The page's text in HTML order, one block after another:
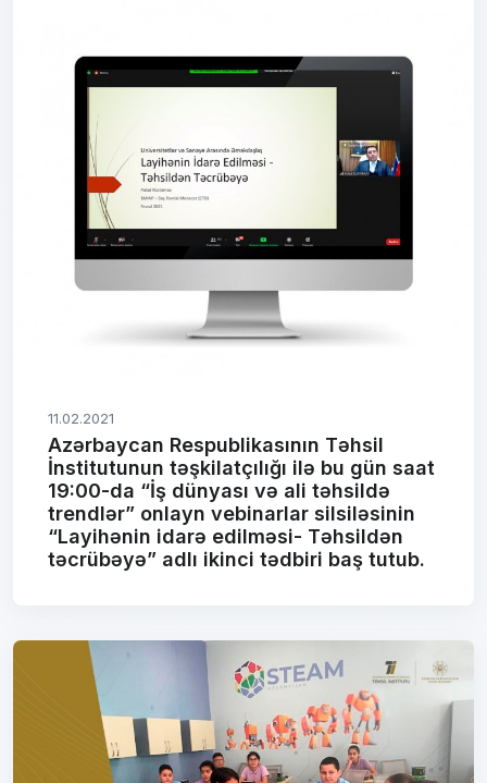
11.02.2021
Azərbaycan Respublikasının Təhsil
İnstitutunun təşkilatçılığı ilə bu gün saat
19:00-da “İş dünyası və ali təhsildə
trendlər” onlayn vebinarlar silsiləsinin
“Layihənin idarə edilməsi- Təhsildən
təcrübəyə” adlı ikinci tədbiri baş tutub.